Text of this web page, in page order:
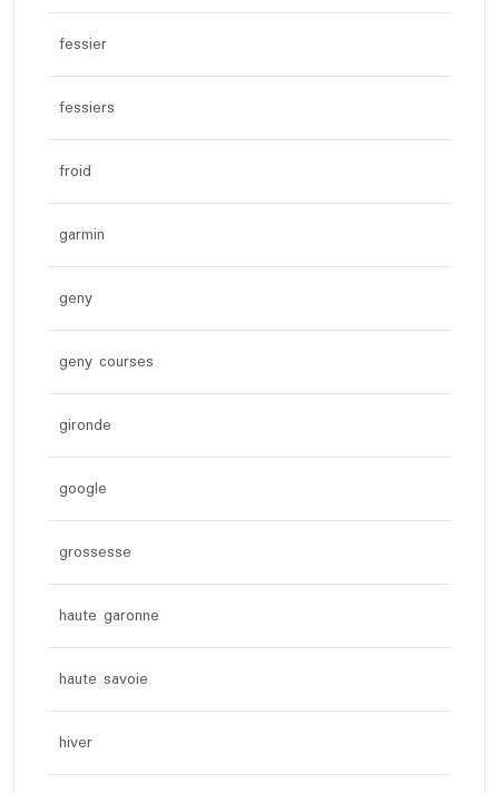
fessier
fessiers
froid
garmin
geny
geny courses
gironde
google
grossesse
haute garonne
haute savoie
hiver